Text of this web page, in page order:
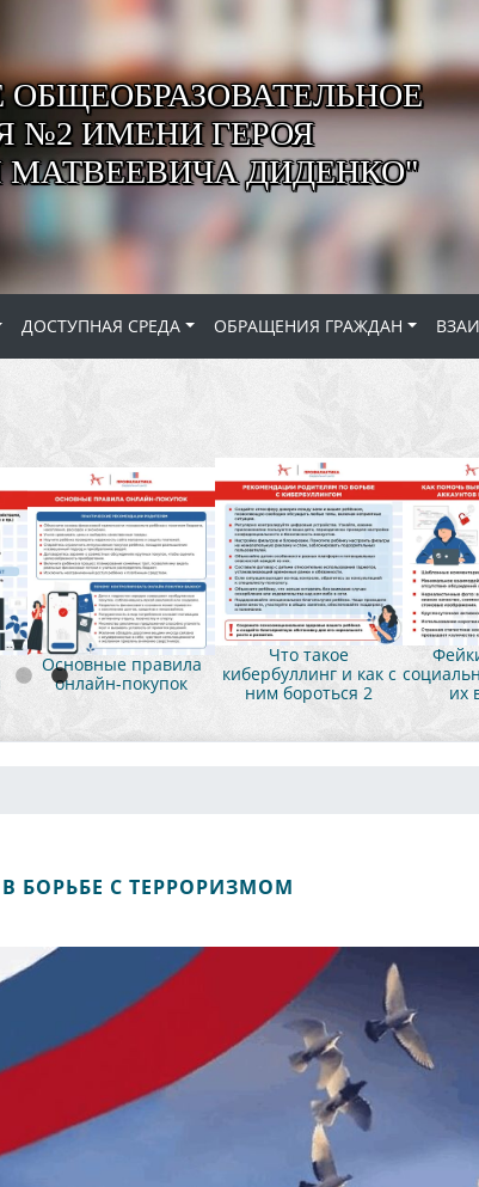
№2 ИМЕНИ ГЕРОЯ
ДИДЕНКО"
ДОСТУПНАЯ СРЕДА ОБРАЩЕНИЯ ГРАЖДАН
Основные правила
онлайн-покупок
Что такое
кибербуллинг и как с
ним бороться 2
их
БОРЬБЕ С ТЕРРОРИЗМОМ